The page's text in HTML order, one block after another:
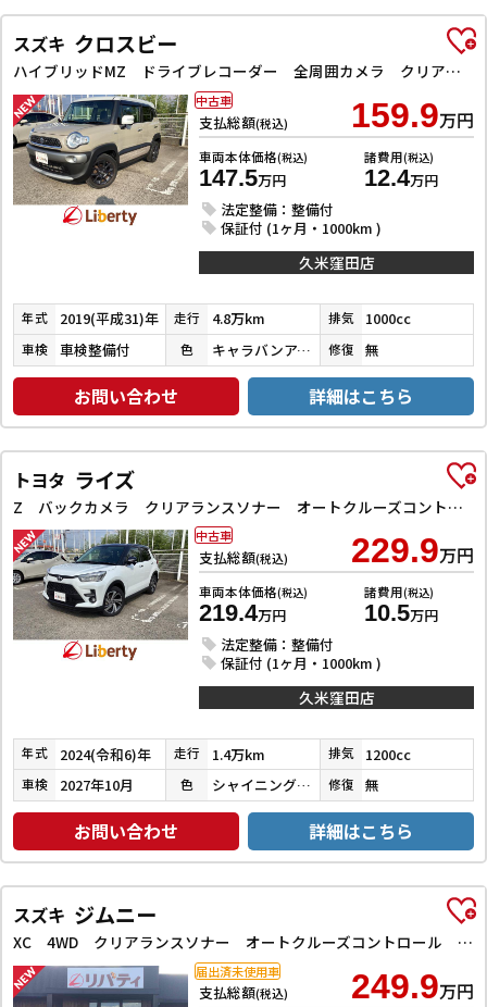
スズキ クロスビー
ハイブリッドMZ ドライブレコーダー 全周囲カメラ クリアランスソナー オートクルーズコントロール 衝突被害軽減システム ナビ TV LEDヘッドランプ アルミホイール スマートキー 電動格納ミラー シートヒーター
支払総額(税込) 159.9万円
車両本体価格(税込)
147.5万円
諸費用(税込)
12.4万円
法定整備：整備付
保証付 (1ヶ月・1000km )
中古車
久米窪田店
年式 2019(平成31)年 走行 4.8万km 排気 1000cc
車検 車検整備付 色 キャラバンアイボリーパールメタリック／ピュアホワイトパール 修復 無
お問い合わせ 詳細はこちら
トヨタ ライズ
Z バックカメラ クリアランスソナー オートクルーズコントロール レーンアシスト 衝突被害軽減システム TV LEDヘッドランプ アルミホイール スマートキー アイドリングストップ 電動格納ミラー
支払総額(税込) 229.9万円
車両本体価格(税込)
219.4万円
諸費用(税込)
10.5万円
法定整備：整備付
保証付 (1ヶ月・1000km )
中古車
久米窪田店
年式 2024(令和6)年 走行 1.4万km 排気 1200cc
車検 2027年10月 色 シャイニングホワイトパール／ブラックマイカメタリック 修復 無
お問い合わせ 詳細はこちら
スズキ ジムニー
XC 4WD クリアランスソナー オートクルーズコントロール レーンアシスト 衝突被害軽減システム オートライト ヘッドライトウォッシャー スマートキー アイドリングストップ 電動格納ミラー シートヒーター
支払総額(税込) 249.9万円
届出済未使用車